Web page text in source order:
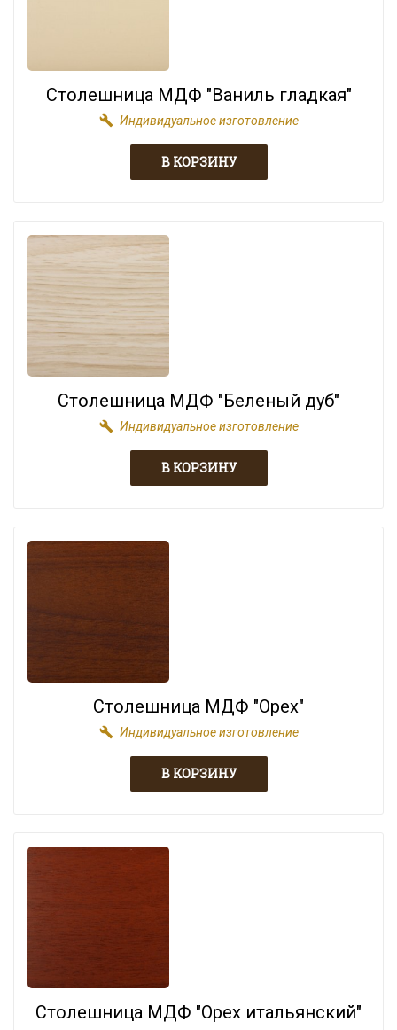
Столешница МДФ "Ваниль гладкая"
build Индивидуальное изготовление
Столешница МДФ "Беленый дуб"
build Индивидуальное изготовление
Столешница МДФ "Орех"
build Индивидуальное изготовление
Столешница МДФ "Орех итальянский"